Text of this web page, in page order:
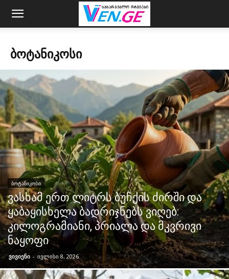
ᲑᲝᲢᲐᲜᲘᲙᲝᲡᲘ
ᲑᲝᲢᲐᲜᲘᲙᲝᲡᲘ
ვასხამ ერთ ლიტრს ბუჩქის ძირში და
ყაბაყისხელა ბადრიჯნებს ვიღებ:
კილოგრამიანი, პრიალა და მკვრივი
ნაყოფი
ვივიენი - ივლისი 8, 2026